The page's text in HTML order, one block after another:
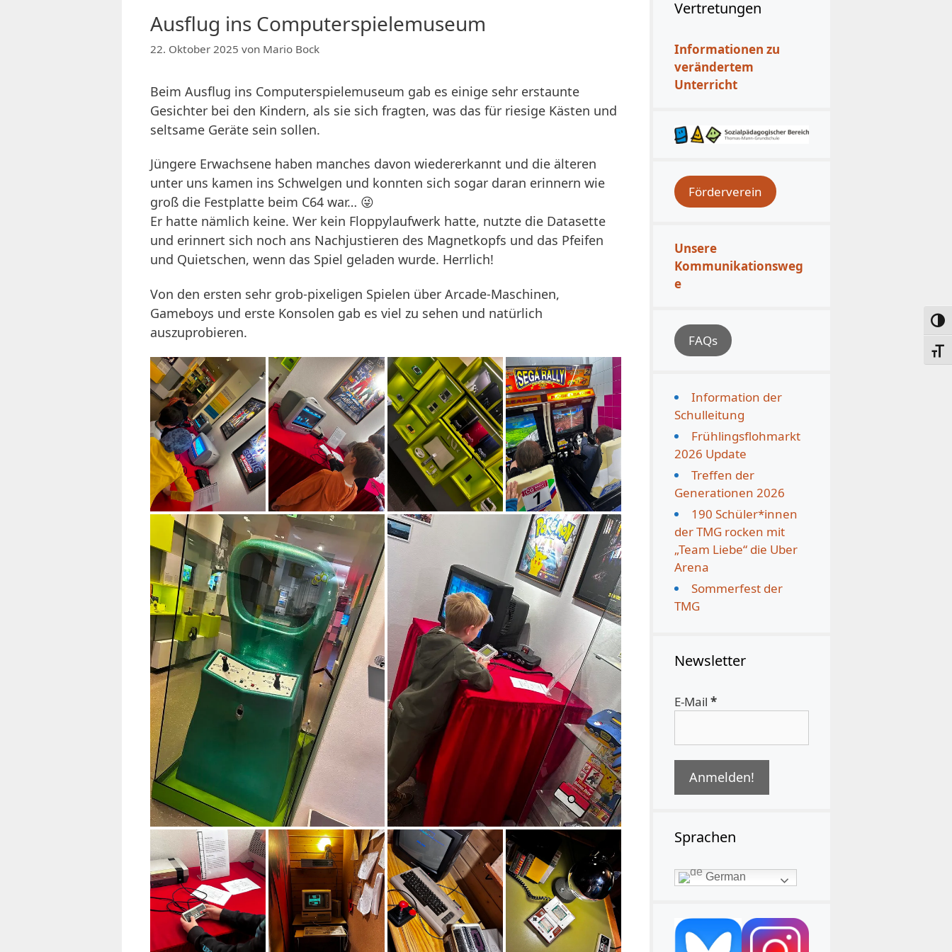
Ausflug ins Computerspielemuseum
22. Oktober 2025 von Mario Bock
Beim Ausflug ins Computerspielemuseum gab es einige sehr erstaunte
Gesichter bei den Kindern, als sie sich fragten, was das für riesige Kästen und
seltsame Geräte sein sollen.
Jüngere Erwachsene haben manches davon wiedererkannt und die älteren
unter uns kamen ins Schwelgen und konnten sich sogar daran erinnern wie
groß die Festplatte beim C64 war… 😜
Er hatte nämlich keine. Wer kein Floppylaufwerk hatte, nutzte die Datasette
und erinnert sich noch ans Nachjustieren des Magnetkopfs und das Pfeifen
und Quietschen, wenn das Spiel geladen wurde. Herrlich!
Von den ersten sehr grob-pixeligen Spielen über Arcade-Maschinen,
Gameboys und erste Konsolen gab es viel zu sehen und natürlich
auszuprobieren.
Vertretungen
Informationen zu
verändertem
Unterricht
Förderverein
Unsere
Kommunikationsweg
e
FAQs
Information der
Schulleitung
Frühlingsflohmarkt
2026 Update
Treffen der
Generationen 2026
190 Schüler*innen
der TMG rocken mit
„Team Liebe“ die Uber
Arena
Sommerfest der
TMG
Newsletter
E-Mail *
Sprachen
German